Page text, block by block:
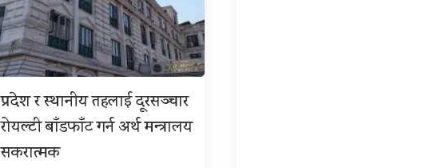
प्रदेश र स्थानीय तहलाई दूरसञ्चार
रोयल्टी बाँडफाँट गर्न अर्थ मन्त्रालय
सकरात्मक